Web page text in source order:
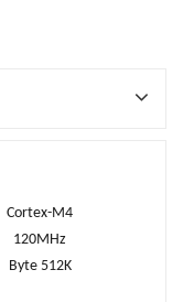
Cortex-M4
120MHz
Byte 512K